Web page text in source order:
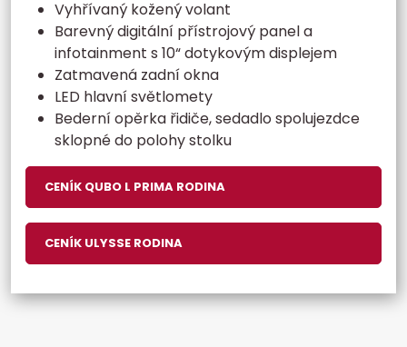
Vyhřívaný kožený volant
Barevný digitální přístrojový panel a
infotainment s 10“ dotykovým displejem
Zatmavená zadní okna
LED hlavní světlomety
Bederní opěrka řidiče, sedadlo spolujezdce
sklopné do polohy stolku
CENÍK QUBO L PRIMA RODINA
CENÍK ULYSSE RODINA